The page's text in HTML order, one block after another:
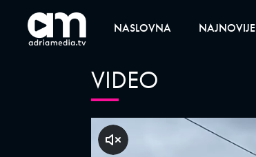
NASLOVNA NAJNOVIJE
VIDEO
klikni za zvuk